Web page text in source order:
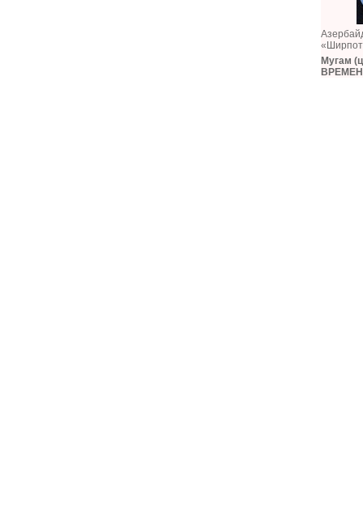
Мугам